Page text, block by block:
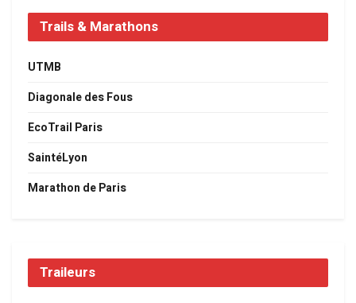
Trails & Marathons
UTMB
Diagonale des Fous
EcoTrail Paris
SaintéLyon
Marathon de Paris
Traileurs